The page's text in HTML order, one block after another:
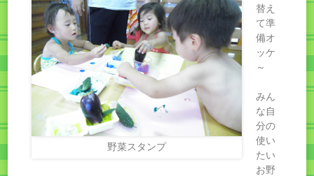
野菜スタンプ
替え
て準
備オ
ッケ
～
みん
な自
分の
使い
たい
お野